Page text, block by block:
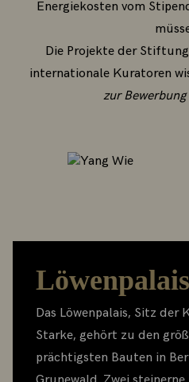
Energiekosten vom
Die Projekte der
internationale Kuratoren
zur
Löwenpalais
Das Löwenpalais, Sitz
Starke, gehört zu den
prächtigsten Bauten in